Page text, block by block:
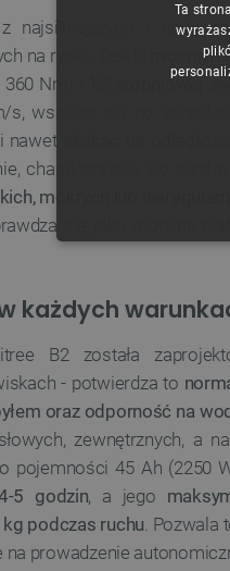
najsilniejszych i
na rynku. Dzięki
Nm) i
12-stopniowej
s, wspinać się po
i nawet
charakteryzuje się
mokrych lub
się jako mobilna
każdych
B2 została
- potwierdza to
oraz odporność na
zewnętrznych, a
pojemności 45 Ah (2250
5 godzin, a jego
podczas ruchu. Pozwala
na prowadzenie
Ta
Niezbędne pliki cookie
Bez niezbędnych plików
Nazwa
PrestaShop-